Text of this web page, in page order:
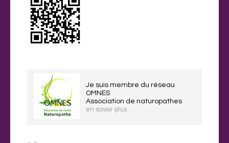
Je suis membre du réseau
OMNES
Association de naturopathes
en savoir plus